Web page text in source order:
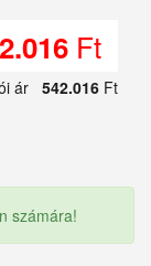
Ft
ár 542.016 Ft
számára!